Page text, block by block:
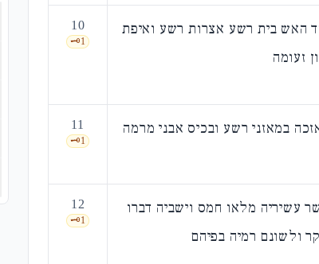
10
🗝️1
האש בית רשע אצרות רשע ואיפת
זעומה
11
🗝️1
במאזני רשע ובכיס אבני מרמה
12
🗝️1
עשיריה מלאו חמס וישביה דברו
ולשונם רמיה בפיהם